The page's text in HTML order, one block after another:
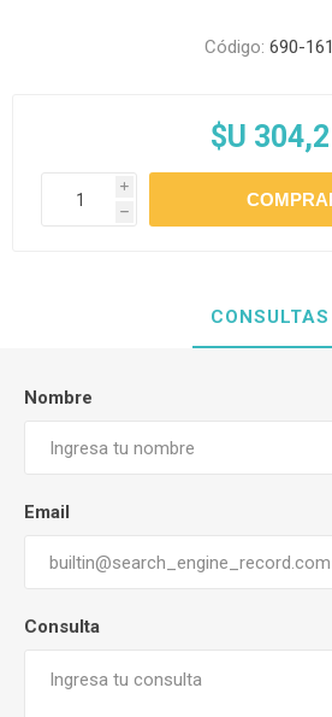
Código: 690-161
$U 304,2
i
h
CONSULTAS
Nombre
Email
Consulta